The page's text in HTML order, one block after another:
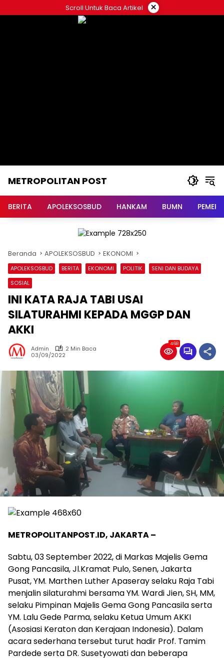
ke
Scroll Untuk Baca Artikel ×
METROPOLITAN POST
BERITA APOLEKSOSBUD HANKAM BUMN
Beranda APOLEKSOSBUD EKONOMI
APOLEKSOSBUD BERITA EKONOMI POLITIK
SENI DAN BUDAYA
SOSIAL
INI KATA RAJA TABI USAI
SILATURAHMI KEPADA MGGP DAN
AKKI
Admin
2 Min Baca
03/09/2022
468
METROPOLITANPOST.ID, JAKARTA –
Sabtu, 03 September 2022, di Markas Majelis Gema
Gong Pancasila, Jl.Kramat Pulo, Senen, Jakarta
Pusat, YM. Marthen Luther Apaseray selaku Raja Tabi
menjalin silaturahmi bersama YM. Wardi Jien, SH, MM,
selaku Pimpinan Majelis Gema Gong Pancasila serta
YM. Lalu Gede Parma, selaku Ketua Umum AKKI
(Asosiasi Keraton dan Kerajaan Indonesia). Dalam
acara sederhana tersebut turut hadir Prof. Tamim
Pardede serta DR. Susetyowati dan beberapa